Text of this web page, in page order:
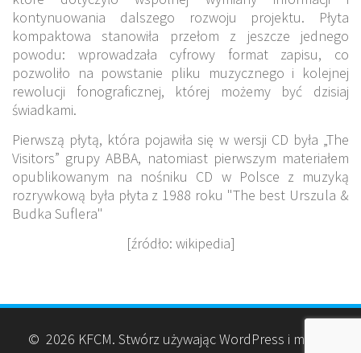
kontynuowania dalszego rozwoju projektu. Płyta
kompaktowa stanowiła przełom z jeszcze jednego
powodu: wprowadzała cyfrowy format zapisu, co
pozwoliło na powstanie pliku muzycznego i kolejnej
rewolucji fonograficznej, której możemy być dzisiaj
świadkami.
Pierwszą płytą, która pojawiła się w wersji CD była „The
Visitors” grupy ABBA, natomiast pierwszym materiałem
opublikowanym na nośniku CD w Polsce z muzyką
rozrywkową była płyta z 1988 roku "The best Urszula &
Budka Suflera"
[źródło: wikipedia]
© 2026 KFCM. Stwórz używając WordPress i motyw